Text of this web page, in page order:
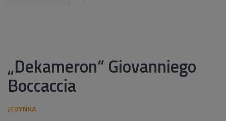
„Dekameron” Giovanniego
Boccaccia